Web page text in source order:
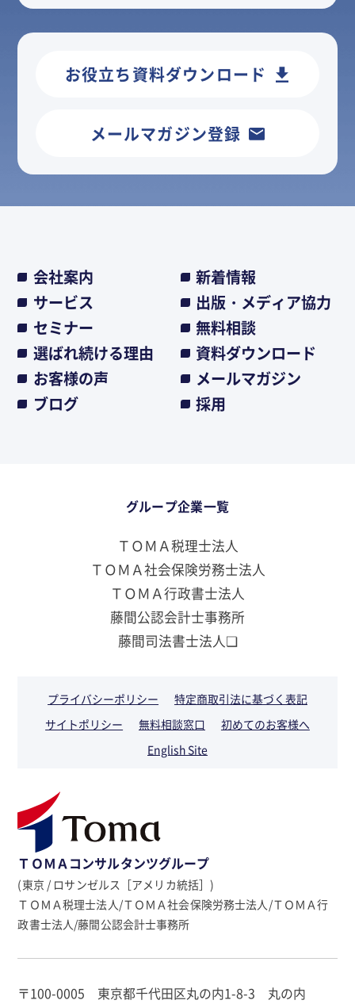
お役立ち資料ダウンロード
メールマガジン登録
会社案内
新着情報
サービス
出版・メディア協力
セミナー
無料相談
選ばれ続ける理由
資料ダウンロード
お客様の声
メールマガジン
ブログ
採用
グループ企業一覧
ＴＯＭＡ税理士法人
ＴＯＭＡ社会保険労務士法人
ＴＯＭＡ行政書士法人
藤間公認会計士事務所
藤間司法書士法人❏
プライバシーポリシー
特定商取引法に基づく表記
サイトポリシー
無料相談窓口
初めてのお客様へ
English Site
ＴＯＭＡコンサルタンツグループ
(東京 / ロサンゼルス［アメリカ統括］)
ＴＯＭＡ税理士法人/ＴＯＭＡ社会保険労務士法人/ＴＯＭＡ行
政書士法人/藤間公認会計士事務所
〒100-0005 東京都千代田区丸の内1-8-3 丸の内